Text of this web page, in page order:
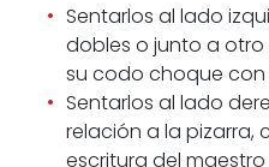
Sentarlos al lado
dobles o junto a
su codo choque
Sentarlos al lado
relación a la pizarra,
escritura del